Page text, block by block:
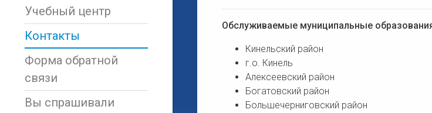
Учебный центр
Контакты
Форма обратной
связи
Вы спрашивали
Обслуживаемые муниципальные
Кинельский район
г.о. Кинель
Алексеевский район
Богатовский район
Большечерниговский район